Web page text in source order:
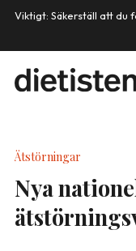
Viktigt: Säkerställ att du
Ätstörningar
Nya